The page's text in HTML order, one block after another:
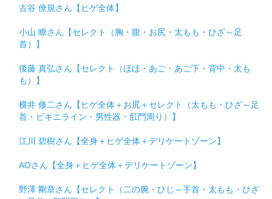
古谷 僚規さん【ヒゲ全体】
小山 瞭さん【セレクト（胸・腹・お尻・太もも・ひざ～足
首）】
後藤 真弘さん【セレクト（ほほ・あご・あご下・背中・太も
も）】
横井 修二さん【ヒゲ全体＋お尻＋セレクト（太もも・ひざ～足
首・ビキニライン・男性器・肛門周り）】
江川 碧樹さん【全身＋ヒゲ全体＋デリケートゾーン】
AOさん【全身＋ヒゲ全体＋デリケートゾーン】
野澤 剛章さん【セレクト（二の腕・ひじ～手首・太もも・ひざ